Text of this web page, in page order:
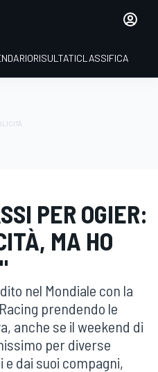
RISULTATICLASSIFICA
PER OGIER:
MA HO
nel Mondiale con la
prendendo le
anche se il weekend di
per diverse
dai suoi compagni,